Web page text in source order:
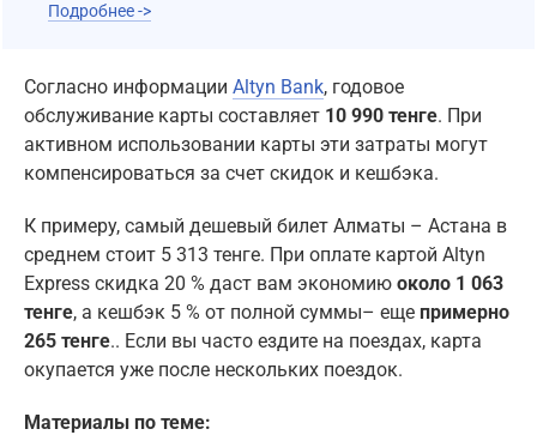
Подробнее ->
Согласно информации Altyn Bank, годовое
обслуживание карты составляет 10 990 тенге. При
активном использовании карты эти затраты могут
компенсироваться за счет скидок и кешбэка.
К примеру, самый дешевый билет Алматы – Астана в
среднем стоит 5 313 тенге. При оплате картой Altyn
Express скидка 20 % даст вам экономию около 1 063
тенге, а кешбэк 5 % от полной суммы– еще примерно
265 тенге.. Если вы часто ездите на поездах, карта
окупается уже после нескольких поездок.
Материалы по теме: